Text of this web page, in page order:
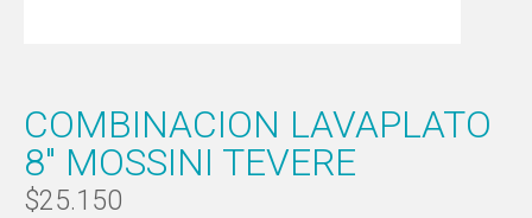
COMBINACION LAVAPLATO
8″ MOSSINI TEVERE
$25.150